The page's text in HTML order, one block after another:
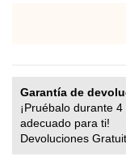
Garantía de
¡Pruébalo durante
adecuado para ti!
Devoluciones